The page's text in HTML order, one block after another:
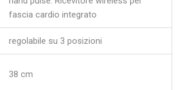
fascia cardio integrato
regolabile su 3 posizioni
38 cm